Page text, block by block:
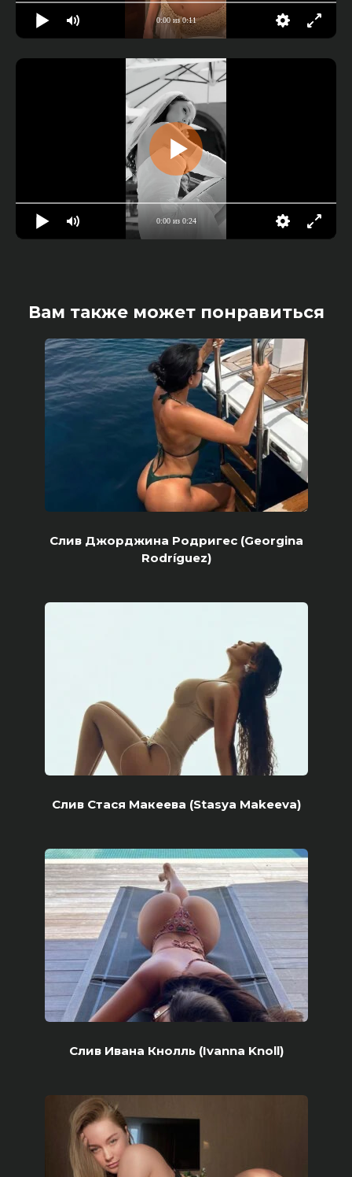
0:00 из 0:11
0:00 из 0:24
Вам также может понравиться
Слив Джорджина Родригес (Georgina
Rodríguez)
Слив Стася Макеева (Stasya Makeeva)
Слив Ивана Кнолль (Ivanna Knoll)